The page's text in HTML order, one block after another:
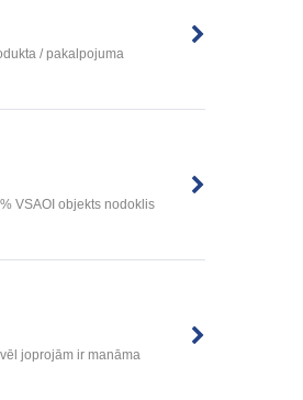
/ pakalpojuma
VSAOI objekts nodoklis
joprojām ir manāma